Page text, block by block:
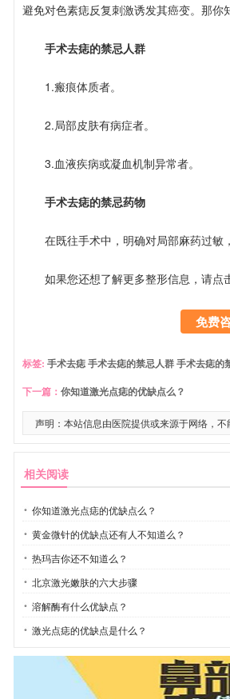
避免对色素痣反复刺激诱发其癌变。那你
手术去痣的禁忌人群
1.瘢痕体质者。
2.局部皮肤有病症者。
3.血液疾病或凝血机制异常者。
手术去痣的禁忌药物
在既往手术中，明确对局部麻药过敏
如果您还想了解更多整形信息，请点
免费
标签: 手术去痣手术去痣的禁忌人群手术去痣的
下一篇： 你知道激光点痣的优缺点么？
声明：本站信息由医院提供或来源于网络，
相关阅读
你知道激光点痣的优缺点么？
黄金微针的优缺点还有人不知道么？
热玛吉你还不知道么？
北京激光嫩肤的六大步骤
溶解酶有什么优缺点？
激光点痣的优缺点是什么？